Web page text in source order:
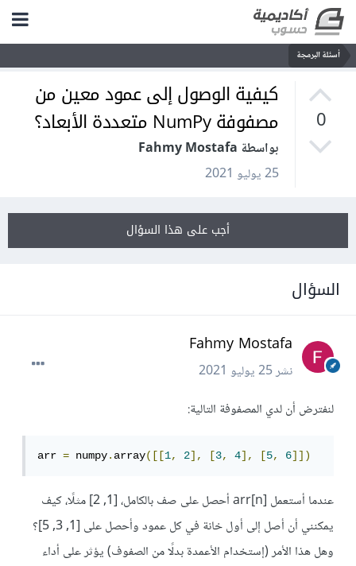
أسئلة البرمجة
0
كيفية الوصول إلى عمود معين من
مصفوفة NumPy متعددة الأبعاد؟
بواسطة Fahmy Mostafa
25 يوليو 2021
أجب على هذا السؤال
السؤال
Fahmy Mostafa
نشر25 يوليو 2021
لنفترض أن لدي المصفوفة التالية:
arr = numpy.array([[1, 2], [3, 4], [5, 6]])
عندما أستعمل arr[n] أحصل على صف بالكامل، [1, 2] مثلًا، كيف
يمكنني أن أصل إلى أول خانة في كل عمود وأحصل على [1, 3, 5]؟
وهل هذا الأمر (إستخدام الأعمدة بدلًا من الصفوف) يؤثر على أداء